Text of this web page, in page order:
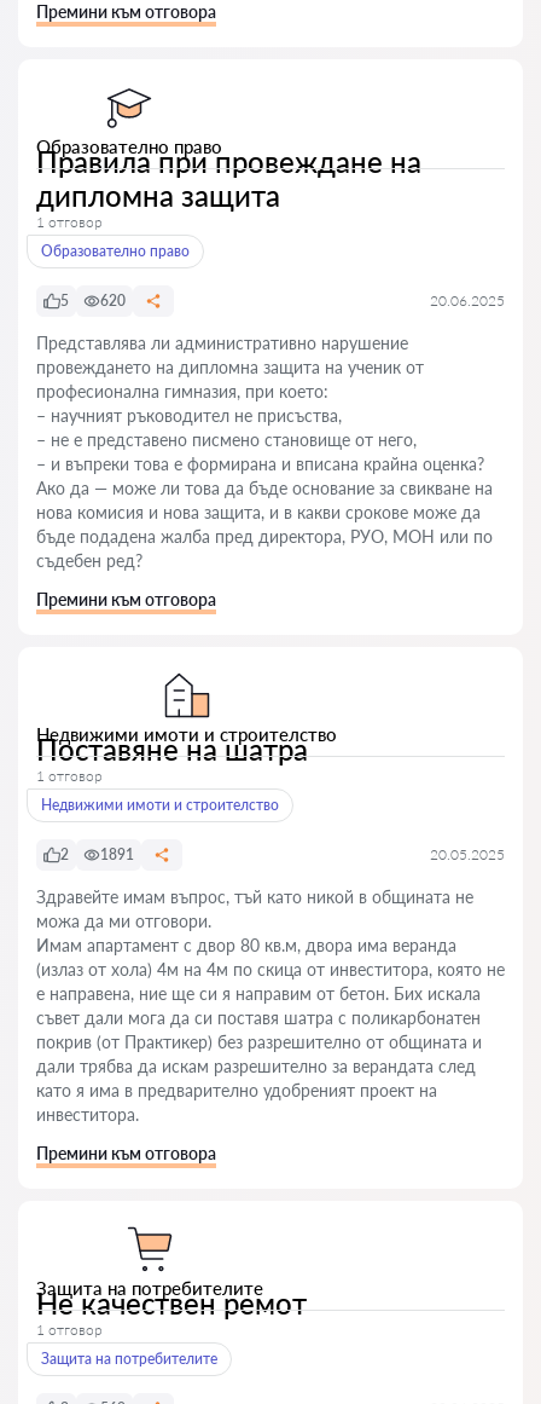
Премини към отговора
Образователно право
Правила при провеждане на
дипломна защита
1 отговор
Образователно право
5 620 20.06.2025
Представлява ли административно нарушение
провеждането на дипломна защита на ученик от
професионална гимназия, при което:
– научният ръководител не присъства,
– не е представено писмено становище от него,
– и въпреки това е формирана и вписана крайна оценка?
Ако да — може ли това да бъде основание за свикване на
нова комисия и нова защита, и в какви срокове може да
бъде подадена жалба пред директора, РУО, МОН или по
съдебен ред?
Премини към отговора
Недвижими имоти и строителство
Поставяне на шатра
1 отговор
Недвижими имоти и строителство
2 1891 20.05.2025
Здравейте имам въпрос, тъй като никой в общината не
можа да ми отговори.
Имам апартамент с двор 80 кв.м, двора има веранда
(излаз от хола) 4м на 4м по скица от инвеститора, която не
е направена, ние ще си я направим от бетон. Бих искала
съвет дали мога да си поставя шатра с поликарбонатен
покрив (от Практикер) без разрешително от общината и
дали трябва да искам разрешително за верандата след
като я има в предварително удобреният проект на
инвеститора.
Премини към отговора
Защита на потребителите
Не качествен ремот
1 отговор
Защита на потребителите